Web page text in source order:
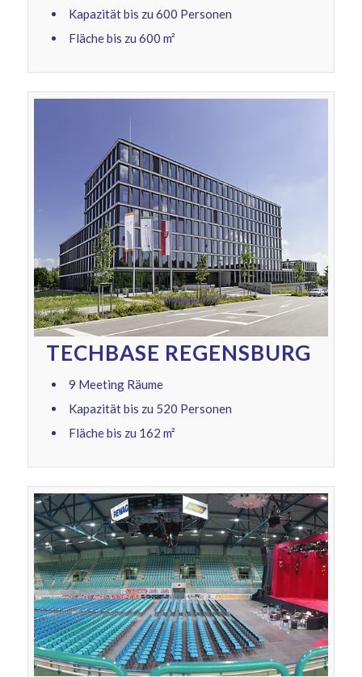
Kapazität bis zu 600 Personen
Fläche bis zu 600 m²
TECHBASE REGENSBURG
9 Meeting Räume
Kapazität bis zu 520 Personen
Fläche bis zu 162 m²